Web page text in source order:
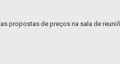
propostas de preços na sala de